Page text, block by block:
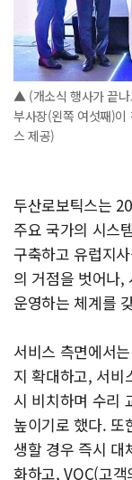
▲ (개소식 행사가 끝나
부사장(왼쪽 여섯째)이
스 제공)
두산로보틱스는
주요 국가의 시스
구축하고 유럽지
의 거점을 벗어나,
운영하는 체계를
서비스 측면에서
지 확대하고, 서비
시 비치하며 수리
높이기로 했다. 또
생할 경우 즉시 대
화하고, VOC(고